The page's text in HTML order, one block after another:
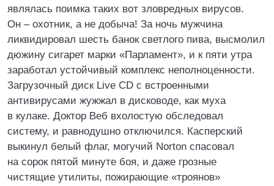
являлась поимка таких вот зловредных вирусов.
Он – охотник, а не добыча! За ночь мужчина
ликвидировал шесть банок светлого пива, высмолил
дюжину сигарет марки «Парламент», и к пяти утра
заработал устойчивый комплекс неполноценности.
Загрузочный диск Live CD с встроенными
антивирусами жужжал в дисководе, как муха
в кулаке. Доктор Веб вхолостую обследовал
систему, и равнодушно отключился. Касперский
выкинул белый флаг, могучий Norton спасовал
на сорок пятой минуте боя, и даже грозные
чистящие утилиты, пожирающие «троянов»